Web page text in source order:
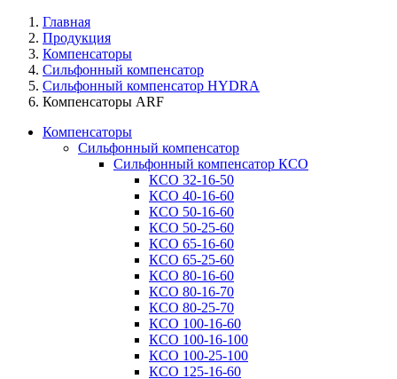
Главная
Продукция
Компенсаторы
Сильфонный компенсатор
Сильфонный компенсатор HYDRA
Компенсаторы ARF
Компенсаторы
Сильфонный компенсатор
Сильфонный компенсатор КСО
КСО 32-16-50
КСО 40-16-60
КСО 50-16-60
КСО 50-25-60
КСО 65-16-60
КСО 65-25-60
КСО 80-16-60
КСО 80-16-70
КСО 80-25-70
КСО 100-16-60
КСО 100-16-100
КСО 100-25-100
КСО 125-16-60